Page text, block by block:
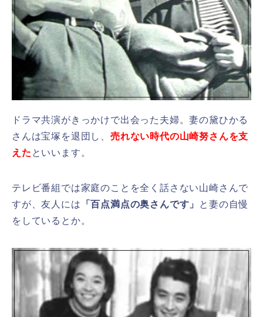
ドラマ共演がきっかけで出会った夫婦。妻の黛ひかる
さんは宝塚を退団し、 売れない時代の山崎努さんを支
えた といいます。
テレビ番組では家庭のことを全く話さない山崎さんで
すが、友人には 「百点満点の奥さんです」
と妻の自慢
をしているとか。